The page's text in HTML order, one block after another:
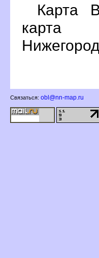
Карта
карта
Связаться: obl@nn-map.ru